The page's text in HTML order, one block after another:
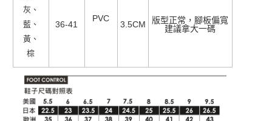
灰、
藍、
黃、
棕
36-41
PVC
3.5CM
版型正常，腳板偏寬
建議拿大一碼